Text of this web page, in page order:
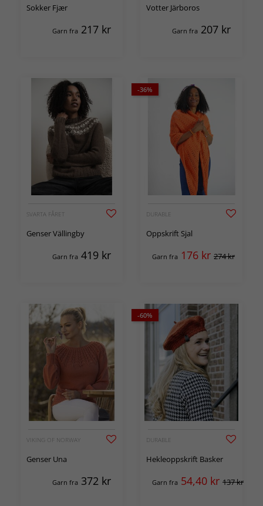
Sokker Fjær
Garn fra 217 kr
Votter Järboros
Garn fra 207 kr
SVARTA FÅRET
Genser Vällingby
Garn fra 419 kr
-36%
DURABLE
Oppskrift Sjal
Garn fra 176 kr 274 kr
VIKING OF NORWAY
Genser Una
Garn fra 372 kr
-60%
DURABLE
Hekleoppskrift Basker
Garn fra 54,40 kr 137 kr